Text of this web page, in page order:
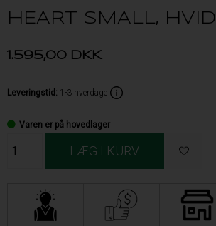
HEART SMALL, HVID
1.595,00 DKK
Leveringstid : 1-3 hverdage
Varen er på hovedlager